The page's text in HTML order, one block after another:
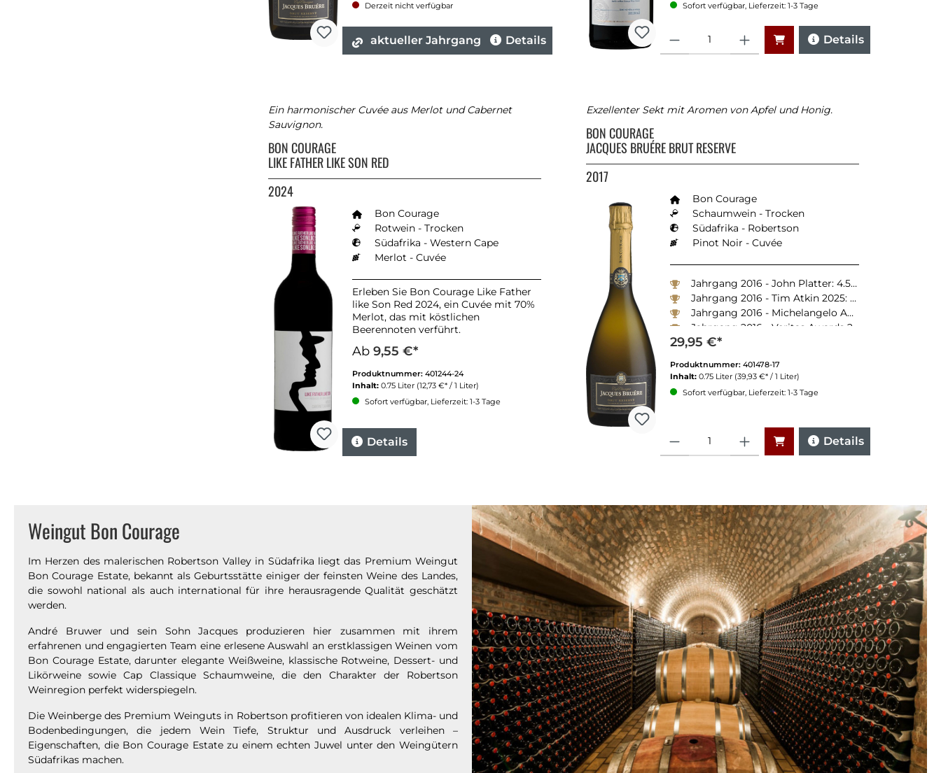
Derzeit nicht verfügbar
aktueller Jahrgang Details
Sofort verfügbar, Lieferzeit: 1-3 Tage
Details
Ein harmonischer Cuvée aus Merlot und Cabernet
Sauvignon.
BON COURAGE
LIKE FATHER LIKE SON RED
2024
Bon Courage
Rotwein - Trocken
Südafrika - Western Cape
Merlot - Cuvée
Erleben Sie Bon Courage Like Father
like Son Red 2024, ein Cuvée mit 70%
Merlot, das mit köstlichen
Beerennoten verführt.
Ab 9,55 €*
Produktnummer: 401244-24
Inhalt: 0.75 Liter (12,73 €* / 1 Liter)
Sofort verfügbar, Lieferzeit: 1-3 Tage
Details
Exzellenter Sekt mit Aromen von Apfel und Honig.
BON COURAGE
JACQUES BRUÉRE BRUT RESERVE
2017
Bon Courage
Schaumwein - Trocken
Südafrika - Robertson
Pinot Noir - Cuvée
Jahrgang 2016 - John Platter: 4.5 Sterne
Jahrgang 2016 - Tim Atkin 2025: 93 Punkte
Jahrgang 2016 - Michelangelo Awards 2025: Silber
Jahrgang 2016 - Veritas Awards 2025: Doppel-Gold
29,95 €*
Produktnummer: 401478-17
Inhalt: 0.75 Liter (39,93 €* / 1 Liter)
Sofort verfügbar, Lieferzeit: 1-3 Tage
Details
Weingut Bon Courage
Im Herzen des malerischen Robertson Valley in Südafrika liegt das Premium Weingut
Bon Courage Estate, bekannt als Geburtsstätte einiger der feinsten Weine des Landes,
die sowohl national als auch international für ihre herausragende Qualität geschätzt
werden.
André Bruwer und sein Sohn Jacques produzieren hier zusammen mit ihrem
erfahrenen und engagierten Team eine erlesene Auswahl an erstklassigen Weinen vom
Bon Courage Estate, darunter elegante Weißweine, klassische Rotweine, Dessert- und
Likörweine sowie Cap Classique Schaumweine, die den Charakter der Robertson
Weinregion perfekt widerspiegeln.
Die Weinberge des Premium Weinguts in Robertson profitieren von idealen Klima- und
Bodenbedingungen, die jedem Wein Tiefe, Struktur und Ausdruck verleihen –
Eigenschaften, die Bon Courage Estate zu einem echten Juwel unter den Weingütern
Südafrikas machen.